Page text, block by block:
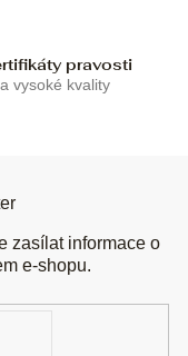
pravosti
a vysoké kvality
zasílat informace o
e-shopu.